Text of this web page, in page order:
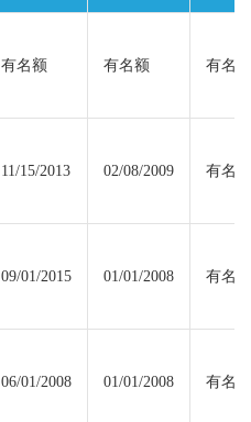
有名额 有名额 有名额
11/15/2013 02/08/2009 有名额
09/01/2015 01/01/2008 有名额
06/01/2008 01/01/2008 有名额